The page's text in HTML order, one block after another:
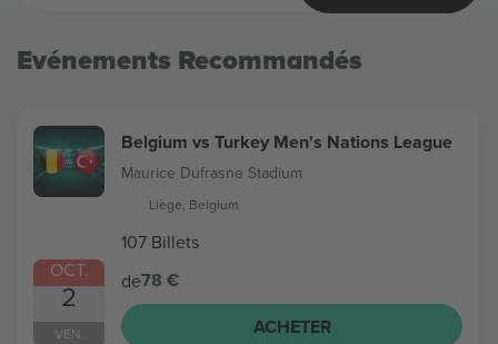
Evénements Recommandés
OCT.
2
VEN.
Belgium vs Turkey Men's Nations League
Maurice Dufrasne Stadium
Liège, Belgium
107 Billets
de78 €
ACHETER